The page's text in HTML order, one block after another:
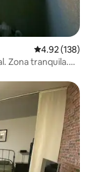
Calificación
4.92 (138)
Zona tranquila.